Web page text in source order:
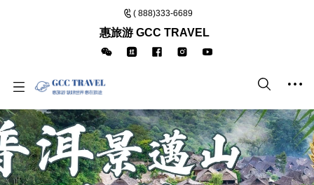
( 888)333-6689
惠旅游 GCC TRAVEL